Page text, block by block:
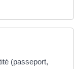
(passeport,